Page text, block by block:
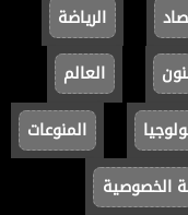
الرياضة
العالم
المنوعات
الخصوصية